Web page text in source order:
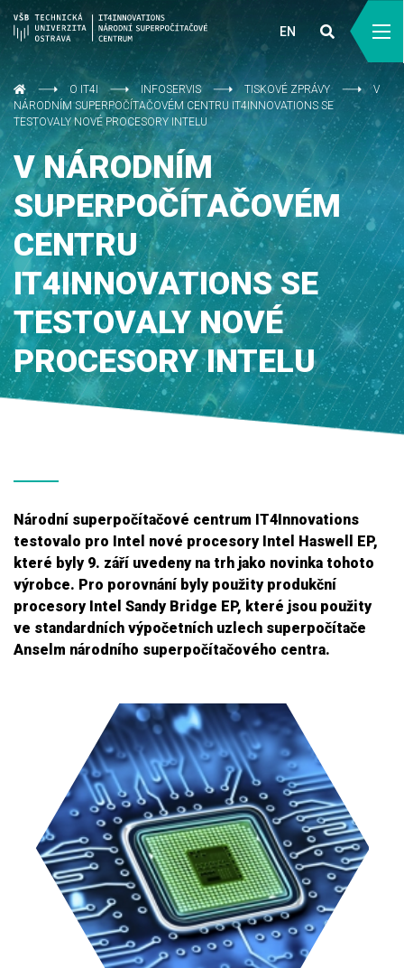
EN
O IT4I INFOSERVIS TISKOVÉ ZPRÁVY
V
NÁRODNÍM SUPERPOČÍTAČOVÉM CENTRU IT4INNOVATIONS SE
TESTOVALY NOVÉ PROCESORY INTELU
V NÁRODNÍM
SUPERPOČÍTAČOVÉM
CENTRU
IT4INNOVATIONS SE
TESTOVALY NOVÉ
PROCESORY INTELU
Národní superpočítačové centrum IT4Innovations
testovalo pro Intel nové procesory Intel Haswell EP,
které byly 9. září uvedeny na trh jako novinka tohoto
výrobce. Pro porovnání byly použity produkční
procesory Intel Sandy Bridge EP, které jsou použity
ve standardních výpočetních uzlech superpočítače
Anselm národního superpočítačového centra.